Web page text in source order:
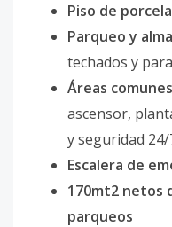
Piso de
Parqueo y
techados y
Áreas comunes
ascensor,
y seguridad 24/
Escalera de
170mt2 netos
parqueos